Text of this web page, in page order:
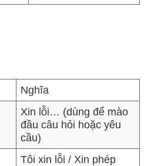
Nghĩa
Xin lỗi… (dùng để mào
đầu câu hỏi hoặc yêu
cầu)
Tôi xin lỗi / Xin phép